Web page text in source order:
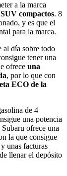
a la marca
SUV compactos. 8
y es que el
para la marca.
al día sobre todo
tener una
ofrece una
, por lo que con
ECO de la
de 4
una potencia
ofrece una
la que consigue
unas facturas
llenar el depósito